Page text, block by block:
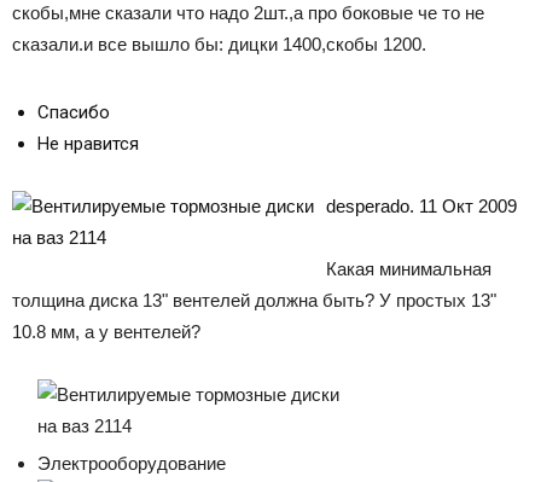
скобы,мне сказали что надо 2шт.,а про боковые че то не
сказали.и все вышло бы: дицки 1400,скобы 1200.
Спасибо
Не нравится
desperado. 11 Окт 2009
Какая минимальная
толщина диска 13" вентелей должна быть? У простых 13"
10.8 мм, а у вентелей?
Электрооборудование